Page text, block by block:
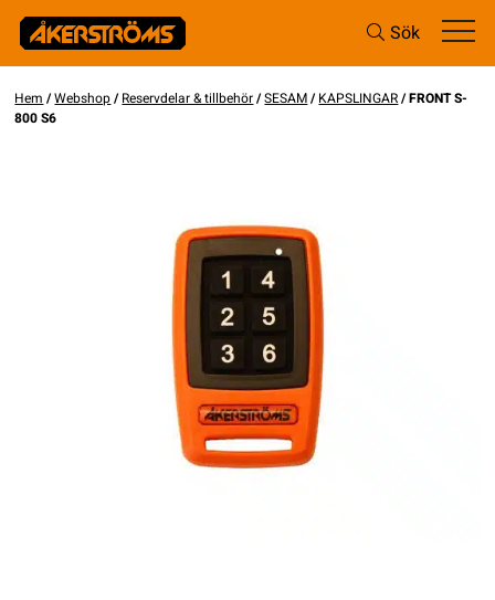
Sök
Hem /Webshop/Reservdelar & tillbehör/SESAM/KAPSLINGAR/ FRONT S-
800 S6